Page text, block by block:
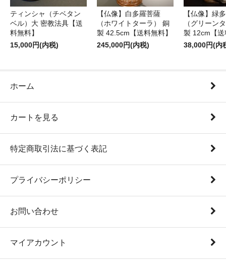
ティンシャ（チベタン
ベル）大 密教法具【送
料無料】
15,000円(内税)
【仏像】白多羅菩薩
（ホワイトターラ） 銅
製 42.5cm【送料無料】
245,000円(内税)
【仏像】緑
（グリーン
製 12cm【
38,000円(内
ホーム
カートを見る
特定商取引法に基づく表記
プライバシーポリシー
お問い合わせ
マイアカウント